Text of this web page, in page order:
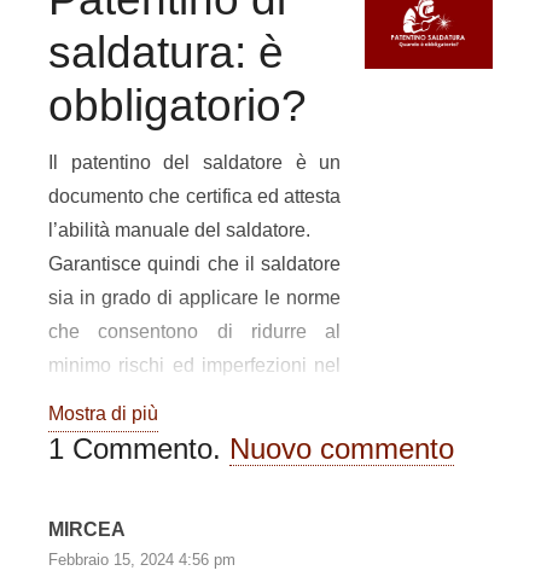
saldatura: è
obbligatorio?
Il patentino del saldatore è un
documento che certifica ed attesta
l’abilità manuale del saldatore.
Garantisce quindi che il saldatore
sia in grado di applicare le norme
che consentono di ridurre al
minimo rischi ed imperfezioni nel
Dunque, specificato di cosa si
tratta, cerchiamo adesso di capire
obbligatorio.
Mostra di più
1 Commento. Nuovo commento
MIRCEA
Febbraio 15, 2024 4:56 pm